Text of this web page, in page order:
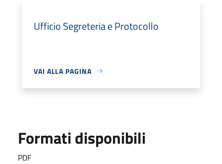
Ufficio Segreteria e Protocollo
VAI ALLA PAGINA
Formati disponibili
PDF